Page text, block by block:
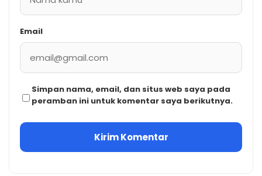
Email
Simpan nama, email, dan situs web saya pada
peramban ini untuk komentar saya berikutnya.